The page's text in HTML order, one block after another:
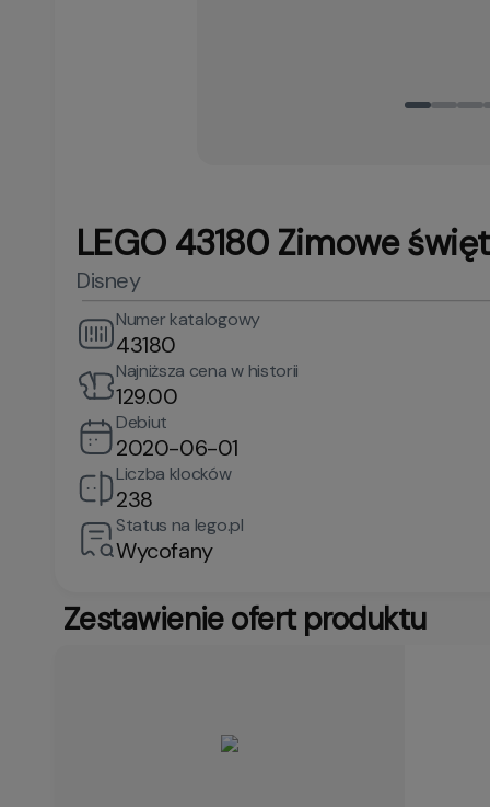
LEGO 43180 Zimowe
Disney
Numer katalogowy
43180
Najniższa cena w historii
129.00
Debiut
2020-06-01
Liczba klocków
238
Status na lego.pl
Wycofany
Zestawienie ofert produktu